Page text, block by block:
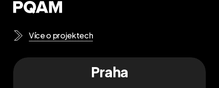
Více o projektech
Praha